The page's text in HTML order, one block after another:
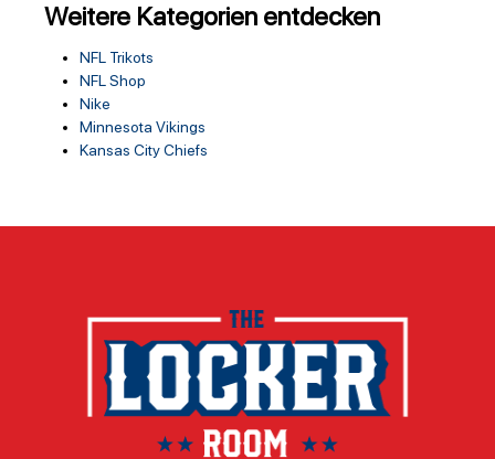
Weitere Kategorien entdecken
NFL Trikots
NFL Shop
Nike
Minnesota Vikings
Kansas City Chiefs